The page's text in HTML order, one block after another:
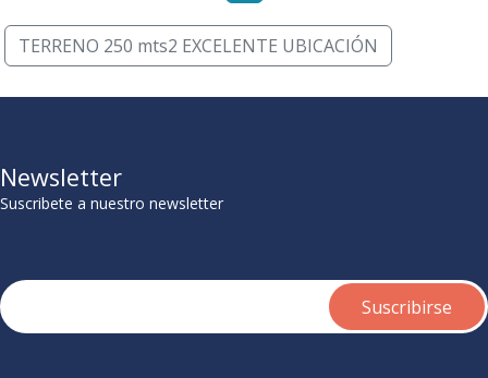
TERRENO 250 mts2 EXCELENTE UBICACIÓN
Newsletter
Suscribete a nuestro newsletter